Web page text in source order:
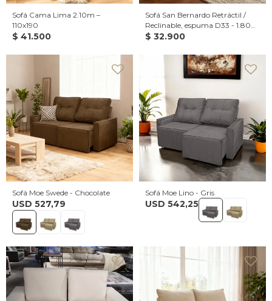
Sofá Cama Lima 2.10m –
110x190
$ 41.500
Sofá San Bernardo Retráctil /
Reclinable, espuma D33 - 1.80
de largo, cuerpo entero
$ 32.900
Sofá Moe Swede - Chocolate
USD 527,79
Sofá Moe Lino - Gris
USD 542,25